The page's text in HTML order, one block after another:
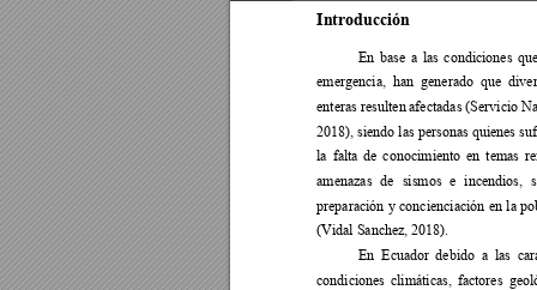
Introducción
En base a las condiciones
emergencia, han generado que
enteras resulten afectadas (Servicio
2018), siendo las personas quienes
la falta de conocimiento en temas
amenazas de sismos e incendios,
preparación y concienciación en la
(Vidal Sanchez, 2018).
En Ecuador debido a las c
condiciones climáticas, factores